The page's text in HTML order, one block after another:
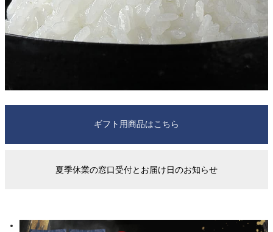
ご注文について
ギフト用商品はこちら
夏季休業の窓口受付とお届け日のお知らせ